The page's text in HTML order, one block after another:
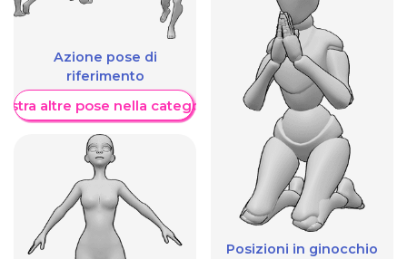
Azione pose di
riferimento
altre pose nella categoria
Posizioni in ginocchio